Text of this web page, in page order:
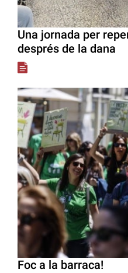
Una jornada per
després de la dana
Foc a la barraca!